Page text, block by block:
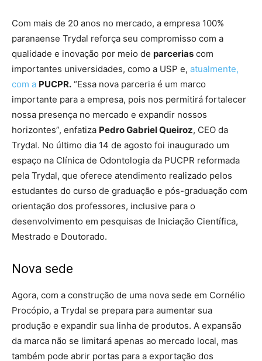
Com mais de 20 anos no mercado, a empresa 100%
paranaense Trydal reforça seu compromisso com a
qualidade e inovação por meio de parcerias com
importantes universidades, como a USP e, atualmente,
com a PUCPR. “Essa nova parceria é um marco
importante para a empresa, pois nos permitirá fortalecer
nossa presença no mercado e expandir nossos
horizontes”, enfatiza Pedro Gabriel Queiroz, CEO da
Trydal. No último dia 14 de agosto foi inaugurado um
espaço na Clínica de Odontologia da PUCPR reformada
pela Trydal, que oferece atendimento realizado pelos
estudantes do curso de graduação e pós-graduação com
orientação dos professores, inclusive para o
desenvolvimento em pesquisas de Iniciação Científica,
Mestrado e Doutorado.
Nova sede
Agora, com a construção de uma nova sede em Cornélio
Procópio, a Trydal se prepara para aumentar sua
produção e expandir sua linha de produtos. A expansão
da marca não se limitará apenas ao mercado local, mas
também pode abrir portas para a exportação dos